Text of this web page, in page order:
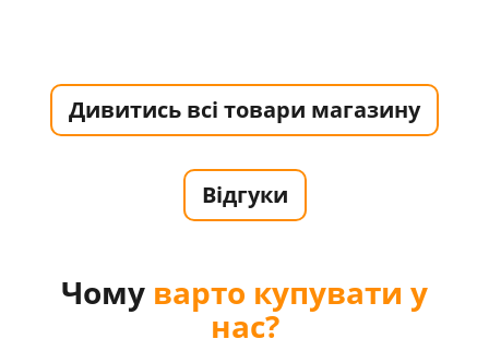
Дивитись всі товари магазину
Відгуки
Чому варто купувати у
нас?